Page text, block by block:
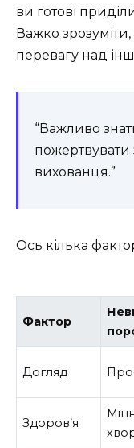
ви готові
Важко
перевагу над
“Важливо
вихованця.”
Ось кілька
Фактор
Догляд
Здоров’я